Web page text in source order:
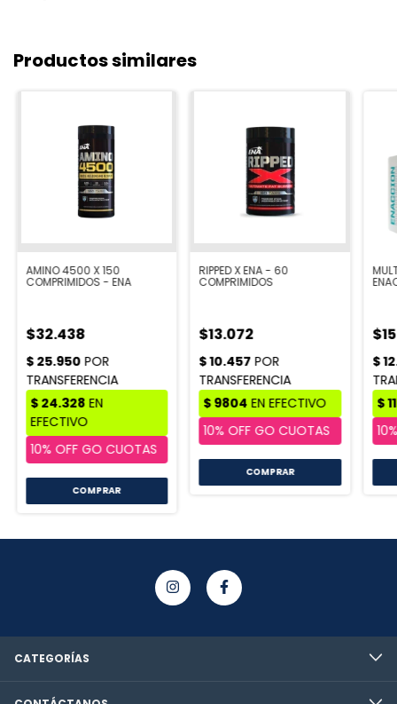
Productos similares
AMINO 4500 X 150
COMPRIMIDOS - ENA
$32.438
RIPPED X ENA - 60
COMPRIMIDOS
$13.072
CATEGORÍAS